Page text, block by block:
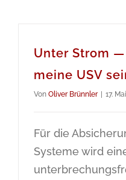
Unter Strom
meine USV
Von Oliver Brünnler 17.
Für die
Systeme wird